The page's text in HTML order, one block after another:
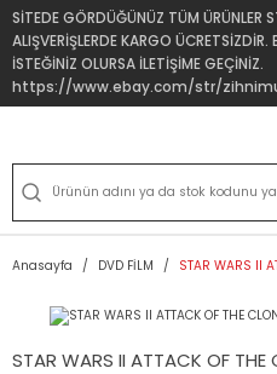
SİTEDE GÖRDÜĞÜNÜZ TÜM ÜRÜNLER
ALIŞVERİŞLERDE KARGO
İSTEĞİNİZ OLURSA İLETİŞİME GEÇİNİZ.
https://www.ebay.com/str/
Anasayfa DVD FİLM STAR WARS II
STAR WARS II ATTACK OF THE